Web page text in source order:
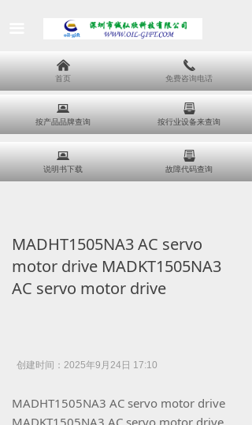
뀵
按产品品牌查询
뀣
按行业设备来查询
낀
首页
끅
免费咨询电话
뀵
说明书下载
뀣
故障代码查询
MADHT1505NA3 AC servo
motor drive MADKT1505NA3
AC servo motor drive
创建时间： 2025年9月24日 17:10
MADHT1505NA3 AC servo motor drive
MADKT1505NA3 AC servo motor drive